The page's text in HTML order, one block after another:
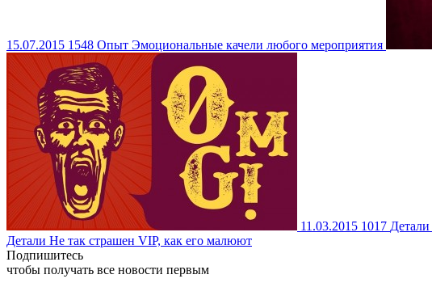
15.07.2015 1548 Опыт Эмоциональные качели любого мероприятия
11.03.2015 1017 Детали
Детали Не так страшен VIP, как его малюют
Подпишитесь
чтобы получать все новости первым